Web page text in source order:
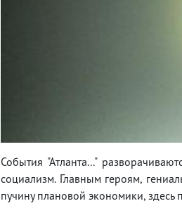
События "Атланта..."
социализм. Главным героям,
пучину плановой экономики,